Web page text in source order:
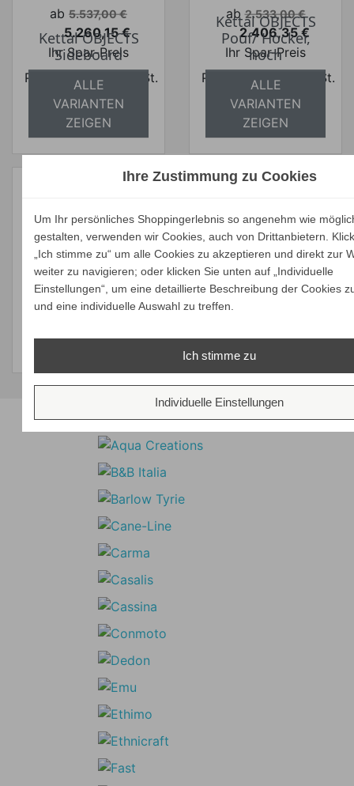
Verkaufspreis
ab 5.537,00 €
Preis
5.260,15 €
Ihr Spar-Preis
Preise inkl. ges. MwSt.
absolut
versandkostenfrei
Kettal OBJECTS
Sideboard
ALLE
VARIANTEN
ZEIGEN
Verkaufspreis
ab 2.533,00 €
Preis
2.406,35 €
Ihr Spar-Preis
Preise inkl. ges. MwSt.
absolut
versandkostenfrei
Kettal OBJECTS
Pouf/ Hocker,
hoch
ALLE
VARIANTEN
ZEIGEN
Verkaufspreis
ab 760,00 €
Preis
722,00 €
Ihr Spar-Preis
Preise inkl. ges. MwSt.
versandkostenfrei
Kettal TOTTO
Servierteller M
Ø30 cm
ALLE
ZEIGEN
Verkaufspreis
ab 3.464,00 €
Preis
3.290,80 €
Ihr Spar-Preis
Preise inkl. ges. MwSt.
Kettal OBJECTS
Teppich 2 x 3 m
ZEIGEN
Unsere Marken
Ihre Zustimmung zu Cookies
Um Ihr persönliches Shoppingerlebnis so angenehm wie
gestalten, verwenden wir Cookies, auch von Drittanbietern.
„Ich stimme zu“ um alle Cookies zu akzeptieren und direkt zur
weiter zu navigieren; oder klicken Sie unten auf „Individuelle
Einstellungen“, um eine detaillierte Beschreibung der Cookies
und eine individuelle Auswahl zu treffen.
Ich stimme zu
Individuelle Einstellungen